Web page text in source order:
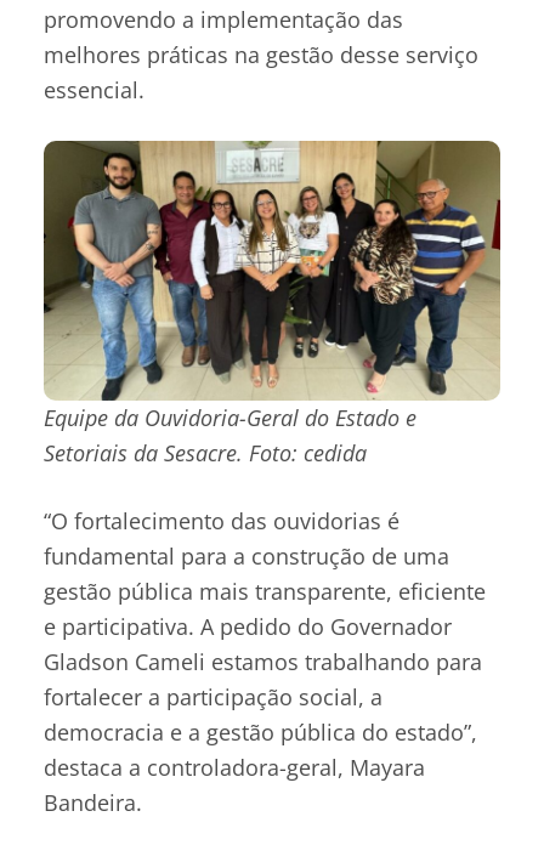
promovendo a implementação das
melhores práticas na gestão desse serviço
essencial.
Equipe da Ouvidoria-Geral do Estado e
Setoriais da Sesacre. Foto: cedida
“O fortalecimento das ouvidorias é
fundamental para a construção de uma
gestão pública mais transparente, eficiente
e participativa. A pedido do Governador
Gladson Cameli estamos trabalhando para
fortalecer a participação social, a
democracia e a gestão pública do estado”,
destaca a controladora-geral, Mayara
Bandeira.